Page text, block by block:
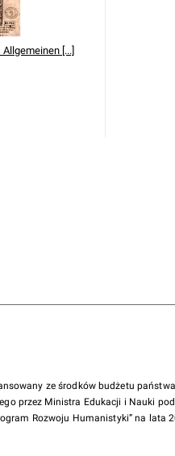
[...]
ze środków budżetu
przez Ministra Edukacji i Nauki
Rozwoju Humanistyki” na lata